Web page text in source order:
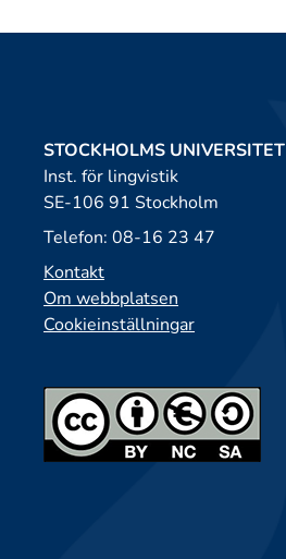
STOCKHOLMS UNIVERSITET
Inst. för lingvistik
SE-106 91 Stockholm
Telefon: 08-16 23 47
Kontakt
Om webbplatsen
Cookieinställningar